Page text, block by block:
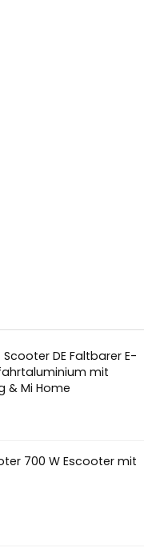
DE Faltbarer E-
mit
& Mi Home
700 W Escooter mit